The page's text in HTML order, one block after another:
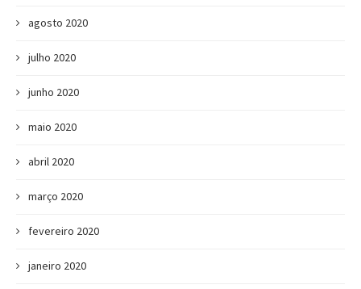
agosto 2020
julho 2020
junho 2020
maio 2020
abril 2020
março 2020
fevereiro 2020
janeiro 2020